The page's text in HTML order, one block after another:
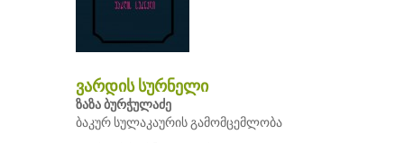
ვარდის სურნელი
ზაზა ბურჭულაძე
ბაკურ სულაკაურის გამომცემლობა